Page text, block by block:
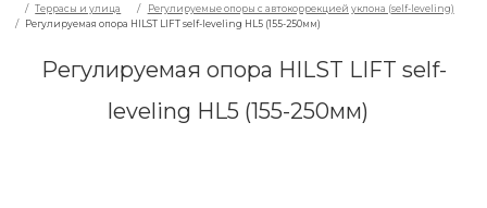
Террасы и улица Регулируемые опоры с
Регулируемая опора HILST LIFT self-
leveling HL5 (155-250мм)